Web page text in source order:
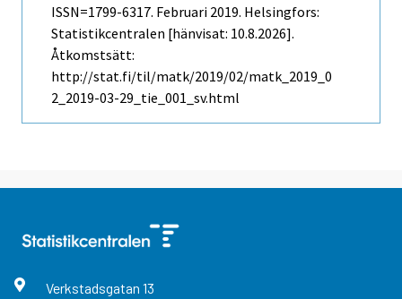
ISSN=1799-6317. Februari 2019. Helsingfors:
Statistikcentralen [hänvisat: 10.8.2026].
Åtkomstsätt:
http://stat.fi/til/matk/2019/02/matk_2019_0
2_2019-03-29_tie_001_sv.html
Verkstadsgatan 13